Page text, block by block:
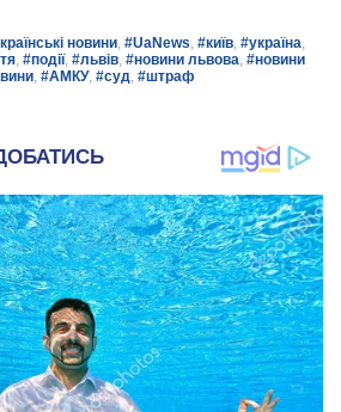
новини, #UaNews, #київ, #україна,
, #події, #львів, #новини львова, #новини
, #АМКУ, #суд, #штраф